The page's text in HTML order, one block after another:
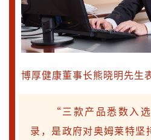
博厚健康董事长熊晓明先生
“三款产品悉数入
录，是政府对奥姆莱特坚